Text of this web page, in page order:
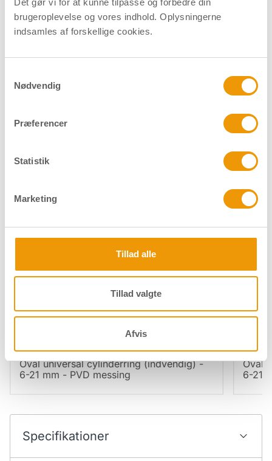
brugeroplevelse og vores indhold. Oplysningerne
indsamles af forskellige cookies.
Nødvendig
Præferencer
Statistik
Marketing
Tillad alle
Tillad valgte
Afvis
Ovalt cylindersæt - 6-stift - Matforniklet Ovalt
Reservedele og tilbehør
Oval universal cylinderring (indvendig) -
6-21 mm - PVD messing
Oval
6-21
Specifikationer